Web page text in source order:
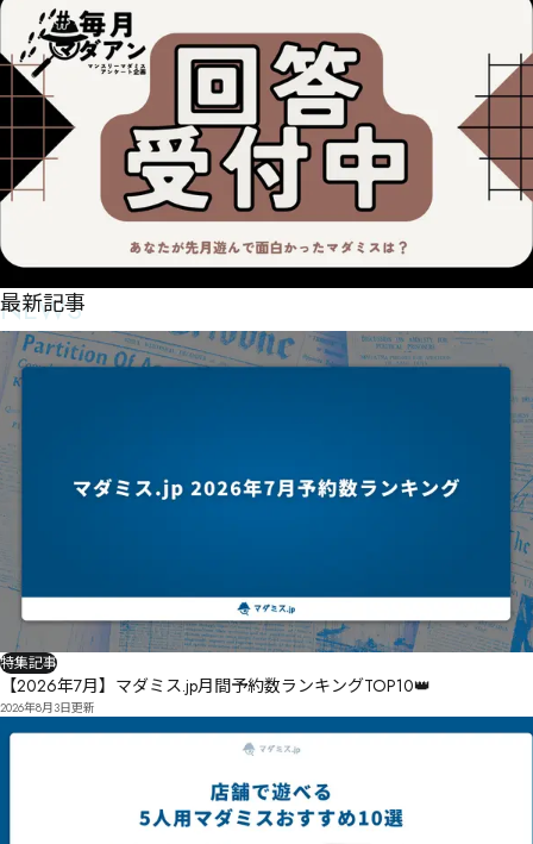
˞㍓㎦㍚㍣㎔㎡㌖棲顄㋾刌㌿
唃慞㍢㎵㍩㍲㎣㎰㌭˴哆㌐㍋㌇初㍐㌴㌯㋉
槶砵㍶㏉㍽㎆㎷㏄㍔̄̅㍓㌽㍅㎂㏕㎉㎒㏃㏐㌪耡㍯㍄㍁㍬趑㍤囮㍶㍃㍔呏㍎㍒椯颁㌻剉㍼㍠㍚㋵㎧㏲㏗㍦
㎦㏝㏤㍤㍔㍤走㎒譍㍊㎎刕撮㎘̸̸唏㍙㎔㍐団㎘㎍㍧㍰㌔
㍱㎃颩㎂跗欔㏅㐗㏥㎋熴厸㎲㍺㎭㎋聴泰㏟㐇㐤㏣㎕鍝㎫㎫㎅㎎㌲
讛赌㎁㏅㎂㏂㎤㎉㍿㎤㎐㏋㏃㍁蔫硳懩㎲鸝㎛㎒㏑㎍㏗㏞㎶逷墝㎛鰫㏤㎹㎢㏟㎨㎾㎣屲㎝㎞㏉㏃㍞漬
娽跆训隑踇㏋㎲㏌泤㎿㎭㏑㏄㍮
冄碻责㏵㐜㑯㐣㐬㑝㑪㏦㐝㑭㐴㑄㏬㏕㏢㏋㐋穰㏏㏈㏉㏮掤㏌㐇㏣㎍
㏭㏯㎑Ϙϟ㑿㑍㐄坉㏮㏜㐁掷㏟㐚㏶㎠
NEWS
最新記事
特集記事
【2026年7月】マダミス.jp月間予約数ランキングTOP10👑
2026年8月3日更新